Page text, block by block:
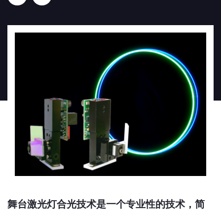
舞台激光灯合光技术是一个专业性的技术，简